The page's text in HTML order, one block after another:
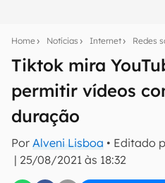
Home Notícias Internet Redes
Tiktok mira
permitir vídeos
duração
Por Alveni Lisboa • Editado
| 25/08/2021 às 18:32
notícias e reviews sobre
mão.
E-mail